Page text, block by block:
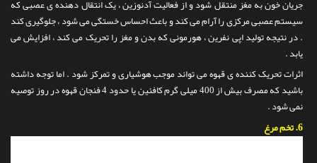
جریان خون به مغز منتقل شود و از فعالیت آدنوزین ، یک انتقال دهنده ی عصبی که
سیستم عصبی مرکزی را آرام می کند و باعث احساس خستگی می شود ، جلوگیری کند
. در نتیجه تولید اپی نفرین ، هورمونی که بدن و مغز را تحریک می کند ، افزایش می
یابد .
اثرات تحریک کننده ی قهوه می تواند موجب هوشیاری و تمرکز شود . اما توجه داشته
باشید که مصرف بیش از 400 میلی گرم کافئین یا حدود 4 فنجان قهوه در روز توصیه
نمی شود .
6. تخم مرغ